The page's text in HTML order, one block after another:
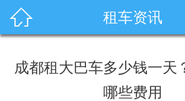
 租车资讯
成都租大巴车多少钱一天
哪些费用